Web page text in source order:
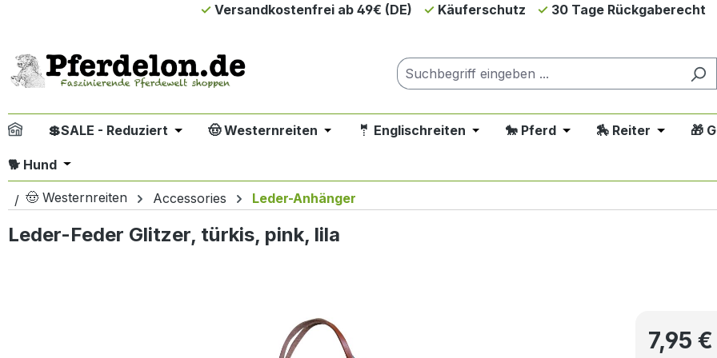
Zur Hauptnavigation springen
Versandkostenfrei ab 49€ (DE) Käuferschutz 30 Tage Rückgaberecht
💲SALE - Reduziert Öffne oder Schließe das Dropdown der Kategorie 💲SALE - Reduziert
🤠 Westernreiten Öffne oder Schließe das Dropdown der Kategorie 🤠
🤵 Englischreiten Öffne oder Schließe das Dropdown der
🐎 Pferd Öffne oder Schließe das
🏇 Reiter Öffne🎁
🐕 Hund Öffne oder Schließe das Dropdown der Kategorie 🐕 Hund
🤠 Westernreiten Accessories Leder-Anhänger
Leder-Feder Glitzer, türkis, pink, lila
Regulärer
7,95 €